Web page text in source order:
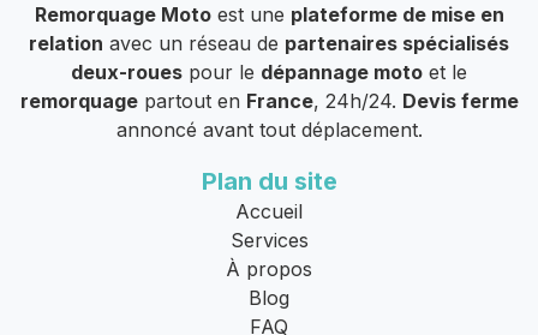
Remorquage Motoest une plateforme de mise en
relation avec un réseau de partenaires spécialisés
deux-roues pour le dépannage moto et le
remorquagepartout en France, 24h/24. Devis ferme
annoncé avant tout déplacement.
Plan du site
Accueil
Services
À propos
Blog
FAQ